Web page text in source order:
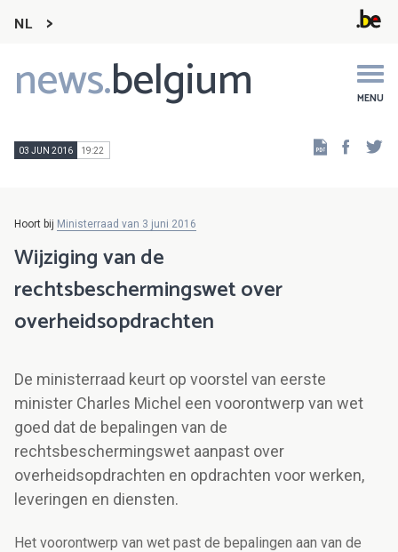
NL
news.belgium MENU
Main
navigation
03 JUN 2016 19:22
Hoort bij Ministerraad van 3 juni 2016
Wijziging van de
rechtsbeschermingswet over
overheidsopdrachten
De ministerraad keurt op voorstel van eerste
minister Charles Michel een voorontwerp van wet
goed dat de bepalingen van de
rechtsbeschermingswet aanpast over
overheidsopdrachten en opdrachten voor werken,
leveringen en diensten.
Het voorontwerp van wet past de bepalingen aan van de